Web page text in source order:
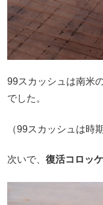
99スカッシュは南米
でした。
（99スカッシュは時
次いで、 復活コロッ